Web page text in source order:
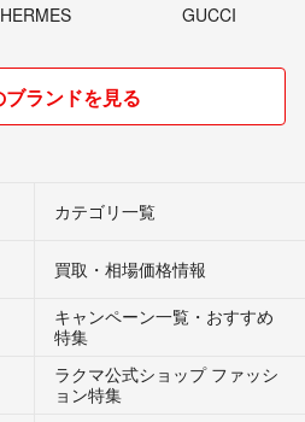
HERMES GUCCI
ランドを見る
カテゴリ一覧
買取・相場価格情報
キャンペーン一覧・おすすめ
特集
ラクマ公式ショップ ファッシ
ョン特集